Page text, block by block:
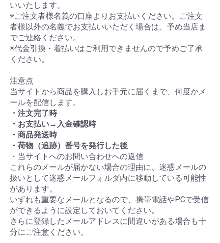
いいたします。
※ご注文者様名義の口座よりお支払いください。ご注文
者様以外の名義でお支払いいただく場合は、予め当店ま
でご連絡ください。
※代金引換・着払いはご利用できませんので予めご了承
ください。
注意点
当サイトから商品を購入しお手元に届くまで、何度かメ
ールを配信します。
・注文完了時
・お支払い→入金確認時
・商品発送時
・荷物（追跡）番号を発行した後
・当サイトへのお問い合わせへの返信
これらのメールが届かない場合の理由に、迷惑メールの
扱いとして迷惑メールフォルダ内に移動している可能性
があります。
いずれも重要なメールとなるので、携帯電話やPCで受信
ができるように設定しておいてください。
さらに登録したメールアドレスに間違いがある場合も十
分にご注意ください。